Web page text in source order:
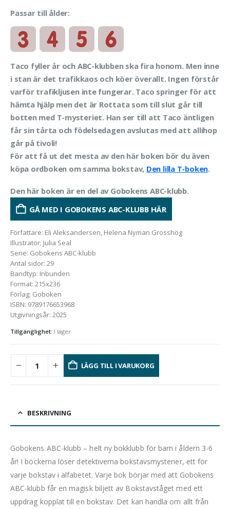
Passar till ålder:
Taco fyller år och ABC-klubben ska fira honom. Men inne
i stan är det trafikkaos och köer överallt. Ingen förstår
varför trafikljusen inte fungerar. Taco springer för att
hämta hjälp men det är Rottata som till slut går till
botten med T-mysteriet. Han ser till att Taco äntligen
får sin tårta och födelsedagen avslutas med att allihop
går på tivoli!
För att få ut det mesta av den här boken bör du även
köpa ordboken om samma bokstav, Den lilla T-boken.
Den här boken är en del av Gobokens ABC-klubb.
GÅ MED I GOBOKENS ABC-KLUBB HÄR
Författare: Eli Aleksandersen, Helena Nyman Grosshög
Illustratör: Julia Seal
Serie: Gobokens ABC-klubb
Antal sidor: 29
Bandtyp: Inbunden
Format: 215x236
Förlag: Goboken
ISBN: 9789176653968
Utgivningsår: 2025
Tillgänglighet: I lager
LÄGG TILL I VARUKORG
BESKRIVNING
Gobokens ABC-klubb – helt ny bokklubb för barn i åldern 3-6
år! I böckerna löser detektiverna bokstavsmysterier, ett för
varje bokstav i alfabetet. Varje bok börjar med att Gobokens
ABC-klubb får en magisk biljett av Bokstavståget med ett
uppdrag kopplat till en bokstav. Det kan handla om allt från